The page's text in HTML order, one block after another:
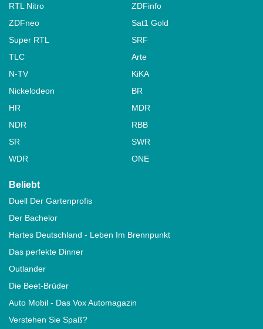
RTL Nitro
ZDFinfo
ZDFneo
Sat1 Gold
Super RTL
SRF
TLC
Arte
N-TV
KiKA
Nickelodeon
BR
HR
MDR
NDR
RBB
SR
SWR
WDR
ONE
Beliebt
Duell Der Gartenprofis
Der Bachelor
Hartes Deutschland - Leben Im Brennpunkt
Das perfekte Dinner
Outlander
Die Beet-Brüder
Auto Mobil - Das Vox Automagazin
Verstehen Sie Spaß?